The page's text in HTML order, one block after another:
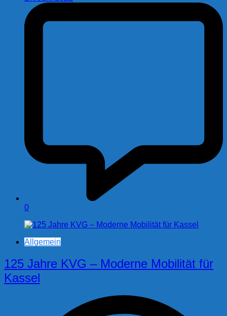
0
Allgemein
125 Jahre KVG – Moderne Mobilität für
Kassel